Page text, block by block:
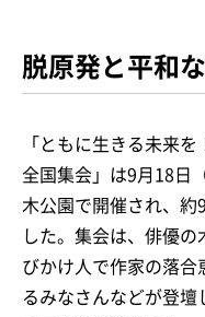
脱原発と平和
「ともに生きる未来
全国集会」は9月18日
木公園で開催され、約
した。集会は、俳優
びかけ人で作家の落合
るみなさんなどが登